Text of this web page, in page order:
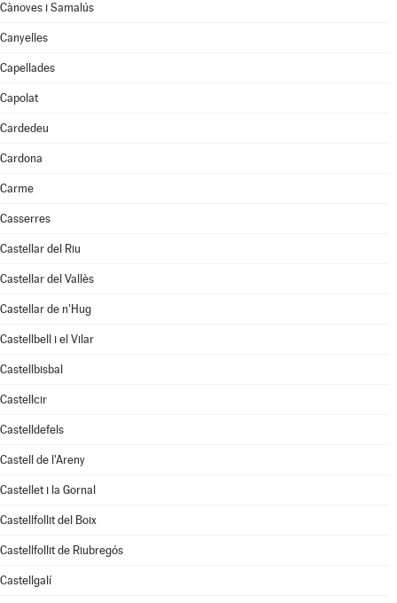
Cànoves i Samalús
Canyelles
Capellades
Capolat
Cardedeu
Cardona
Carme
Casserres
Castellar del Riu
Castellar del Vallès
Castellar de n'Hug
Castellbell i el Vilar
Castellbisbal
Castellcir
Castelldefels
Castell de l'Areny
Castellet i la Gornal
Castellfollit del Boix
Castellfollit de Riubregós
Castellgalí